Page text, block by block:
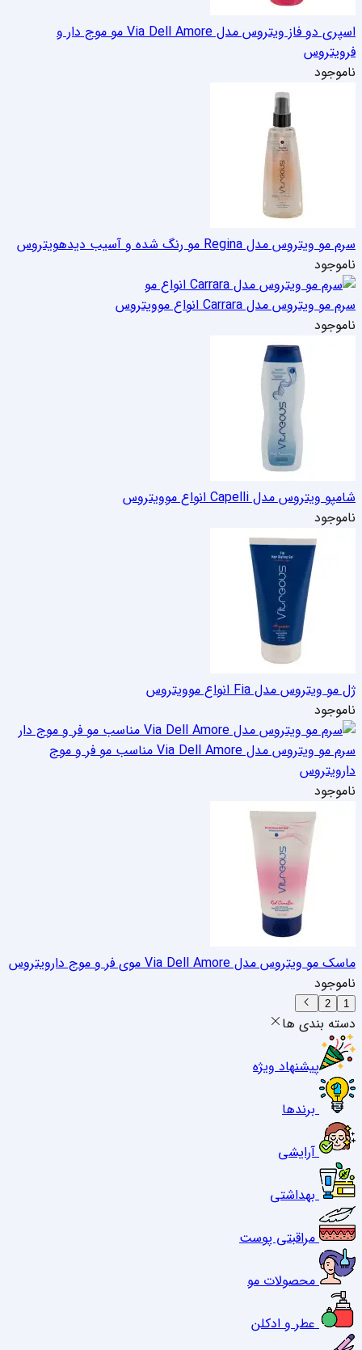
اسپری دو فاز ویتروس مدل Via Dell Amore مو موج دار و
فرویتروس
ناموجود
سرم مو ویتروس مدل Regina مو رنگ شده و آسیب دیده
ویتروس
ناموجود
سرم مو ویتروس مدل Carrara انواع مو
ویتروس
ناموجود
شامپو ویتروس مدل Capelli انواع مو
ویتروس
ناموجود
ژل مو ویتروس مدل Fia انواع مو
ویتروس
ناموجود
سرم مو ویتروس مدل Via Dell Amore مناسب مو فر و موج
دارویتروس
ناموجود
ماسک مو ویتروس مدل Via Dell Amore موی فر و موج دار
ویتروس
ناموجود
1
2
دسته بندی ها
پیشنهاد ویژه
برندها
آرایشی
بهداشتی
مراقبتی پوست
محصولات مو
عطر و ادکلن